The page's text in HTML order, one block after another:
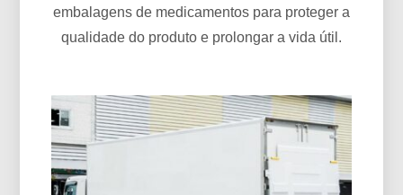
embalagens de medicamentos para proteger a
qualidade do produto e prolongar a vida útil.